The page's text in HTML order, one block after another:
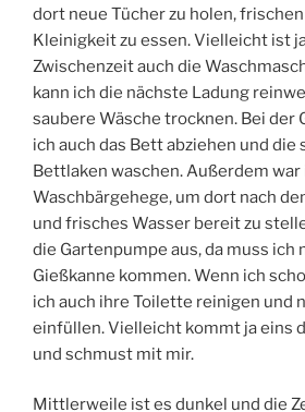
dort neue Tücher zu holen,
Kleinigkeit zu essen. Vielleicht ist
Zwischenzeit auch die
kann ich die nächste Ladung
saubere Wäsche trocknen. Bei der
ich auch das Bett abziehen und die
Bettlaken waschen. Außerdem
Waschbärgehege, um dort nach
und frisches Wasser bereit zu
die Gartenpumpe aus, da muss ich
Gießkanne kommen. Wenn ich
ich auch ihre Toilette reinigen und
einfüllen. Vielleicht kommt ja eins
und schmust mit mir.
Mittlerweile ist es dunkel und die